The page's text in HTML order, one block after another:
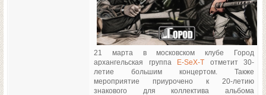
21 марта в московском клубе Город
архангельская группа
E-SeX-T отметит 30-
летие большим концертом. Также
мероприятие приурочено к 20-летию
знакового для коллектива альбома